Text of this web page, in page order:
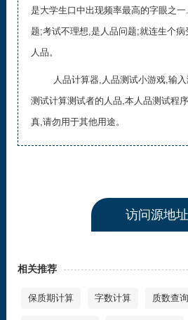
是大学生口中出现频率最高的字眼之
题;考试不理想,是人品问题;就连生个病
人品。
人品计算器,人品测试小游戏,输
测试计算测试者的人品,本人品测试程
真,请勿用于其他用途。
访问源地址
相关推荐
保质期计算 字数计算 质数查